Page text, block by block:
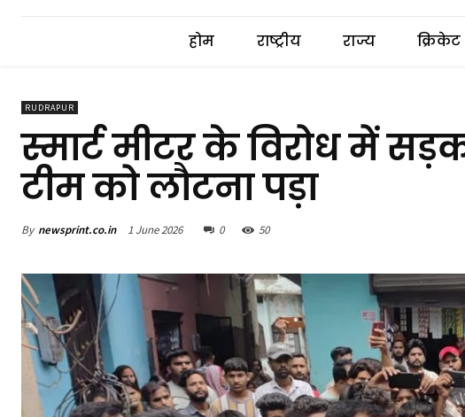
होम राष्ट्रीय राज्य क्रिकेट
RUDRAPUR
स्मार्ट मीटर के विरोध में
टीम को लौटना पड़ा
By newsprint.co.in 1 June 2026 0 50